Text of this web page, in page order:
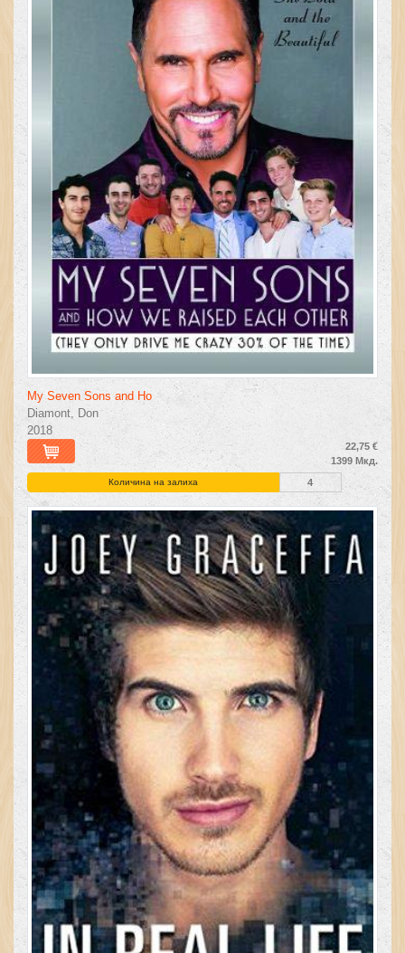
My Seven Sons and Ho
Diamont, Don
2018
22,75 €
1399 Мкд.
Количина на залиха 4